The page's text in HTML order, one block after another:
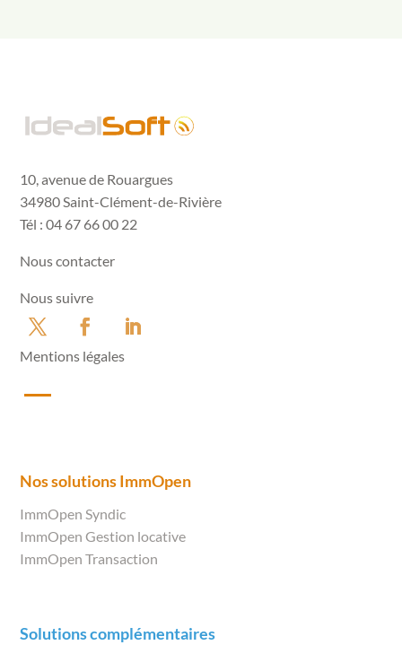
10, avenue de Rouargues
34980 Saint-Clément-de-Rivière
Tél : 04 67 66 00 22
Nous contacter
Nous suivre
Mentions légales
Nos solutions ImmOpen
ImmOpen Syndic
ImmOpen Gestion locative
ImmOpen Transaction
Solutions complémentaires